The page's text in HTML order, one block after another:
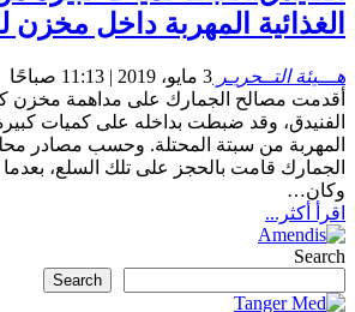
الغذائية المهربة داخل مخزن
هـــيئة التــحريـر 3 مايو، 2019 | 11:13 صباحًا
أقدمت مصالح الجمارك على مداهمة مخزن
الفنيدق، وقد ضبطت بداخله على كميات كبيرة
المهربة من سبتة المحتلة. وحسب مصادر
الجمارك قامت بالحجز على تلك السلع، بعدما
وكان…
اقرأ أكثر...
Search
Search